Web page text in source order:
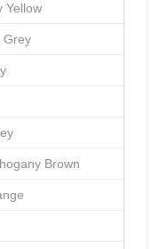
Yellow
Grey
Brown